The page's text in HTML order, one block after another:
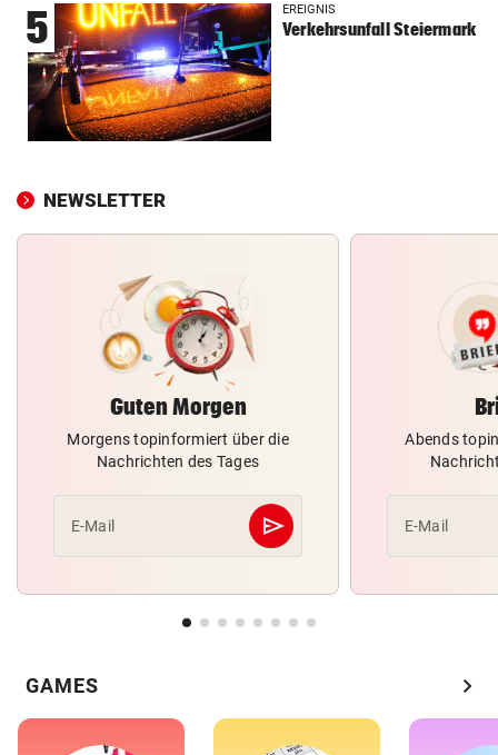
5 EREIGNIS
Verkehrsunfall Steiermark
NEWSLETTER
Guten Morgen
Morgens topinformiert über die
Nachrichten des Tages
E-Mail send
Abschicken
Abends
E-Mail
GAMES chevron_right